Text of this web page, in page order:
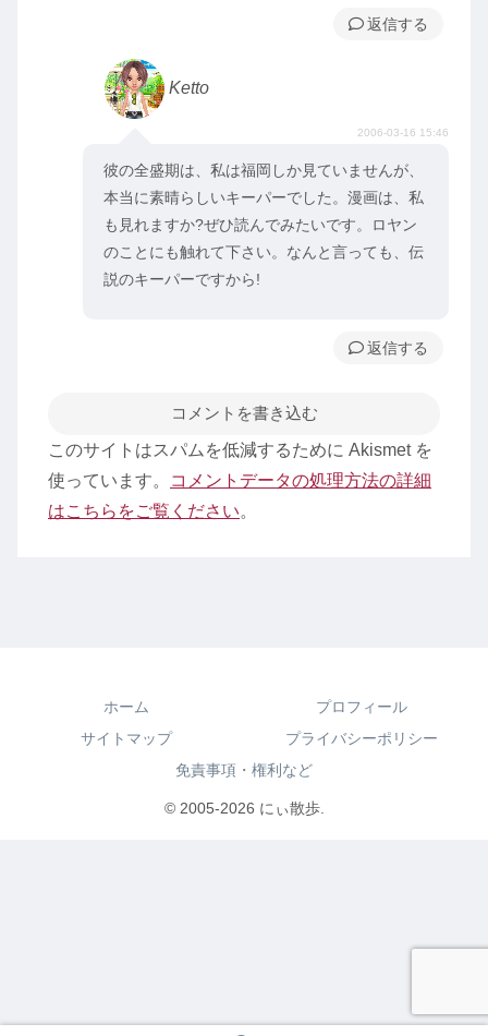
返信
Ketto
2006-03-16 15:46
彼の全盛期は、私は福岡しか見ていませんが、
本当に素晴らしいキーパーでした。漫画は、私
も見れますか?ぜひ読んでみたいです。ロヤン
のことにも触れて下さい。なんと言っても、伝
説のキーパーですから!
返信
コメントを書き込む
このサイトはスパムを低減するために Akismet を
使っています。
コメントデータの処理方法の詳細
はこちらをご覧ください。
ホーム
プロフィール
サイトマップ
プライバシーポリシー
免責事項・権利など
© 2005-2026 にぃ散歩.